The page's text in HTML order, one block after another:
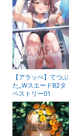
【アラッぺ】てつぶ
た_WスエードB2タ
ペストリー01